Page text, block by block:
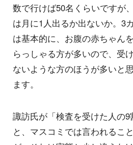
数で行けば50名くらいですが
は月に1人出るか出ないか。3
は基本的に、お腹の赤ちゃん
らっしゃる方が多いので、受
ないような方のほうが多いと
ます。
諏訪氏が「検査を受けた人の
と、マスコミでは言われるこ